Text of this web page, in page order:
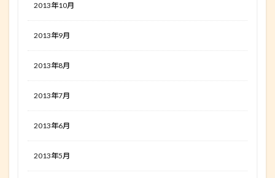
2013年10月
2013年9月
2013年8月
2013年7月
2013年6月
2013年5月